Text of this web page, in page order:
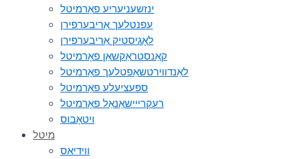
ינזשעניעריע פאָרמיטל
עפנטלעך אַריבערפירן
לאָגיסטיק אַריבערפירן
קאַנסטראַקשאַן פאָרמיטל
לאַנדווירטשאַפטלעך פאָרמיטל
ספּעציעלע פאָרמיטל
רעקרייישאַנאַל פאָרמיטל
ויטאָבוס
מיטל
ווידיאס